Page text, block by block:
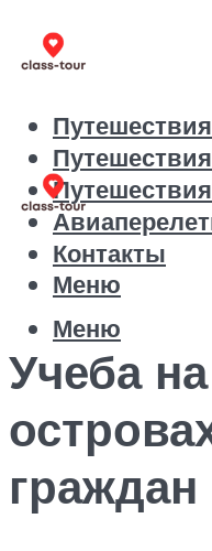
Контакты
Меню
Меню
Учеба